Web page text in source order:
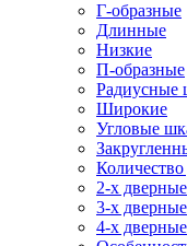
Г-образные
Длинные
Низкие
П-образные
Радиусные
Широкие
Угловые
Количество
2-х дверные
3-х дверные
4-х дверные